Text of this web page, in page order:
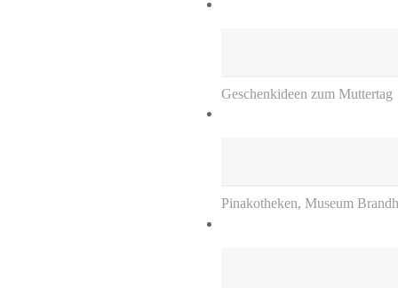
Geschenkideen zum Muttertag
Pinakotheken, Museum